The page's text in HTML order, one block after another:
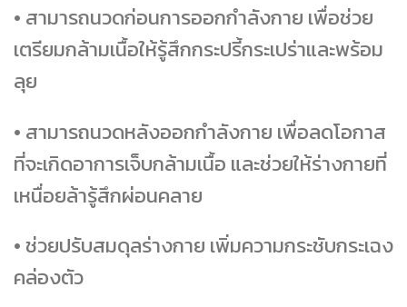
• สามารถนวดก่อนการออกกำลังกาย เพื่อช่วย
เตรียมกล้ามเนื้อให้รู้สึกกระปรี้กระเปร่าและพร้อม
ลุย
• สามารถนวดหลังออกกำลังกาย เพื่อลดโอกาส
ที่จะเกิดอาการเจ็บกล้ามเนื้อ และช่วยให้ร่างกายที่
เหนื่อยล้ารู้สึกผ่อนคลาย
• ช่วยปรับสมดุลร่างกาย เพิ่มความกระชับกระเฉง
คล่องตัว